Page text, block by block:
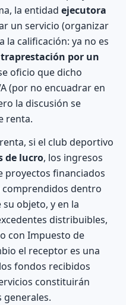
la entidad ejecutora
un servicio (organizar
la calificación: ya no es
por un
oficio que dicho
(por no encuadrar en
la discusión se
renta.
si el club deportivo
de lucro, los ingresos
proyectos financiados
dentro
objeto, y en la
distribuibles,
con Impuesto de
el receptor es una
fondos recibidos
constituirán
generales.